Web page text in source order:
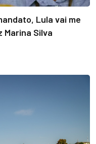
Lula vai me
Marina Silva